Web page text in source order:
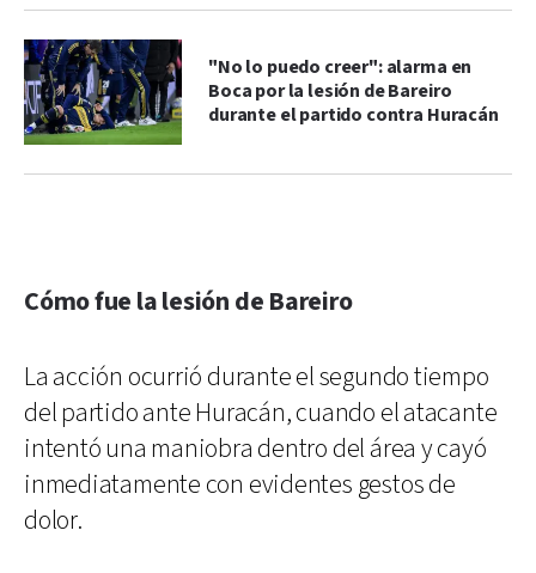
"No lo puedo creer": alarma en
Boca por la lesión de Bareiro
durante el partido contra Huracán
Cómo fue la lesión de Bareiro
La acción ocurrió durante el segundo tiempo
del partido ante Huracán, cuando el atacante
intentó una maniobra dentro del área y cayó
inmediatamente con evidentes gestos de
dolor.